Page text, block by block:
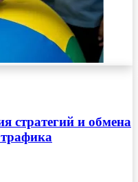
стратегий и обмена